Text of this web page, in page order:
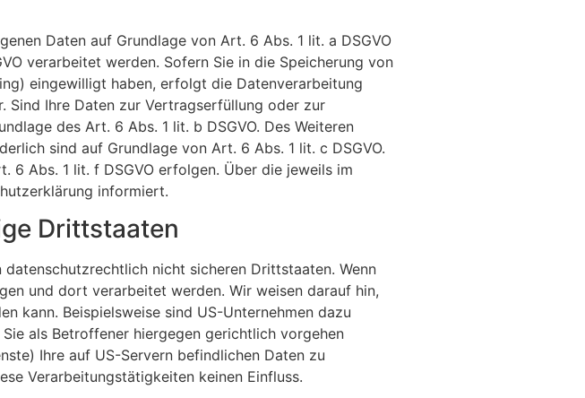
Daten auf Grundlage von Art. 6 Abs. 1 lit. a DSGVO
verarbeitet werden. Sofern Sie in die Speicherung von
eingewilligt haben, erfolgt die Datenverarbeitung
Sind Ihre Daten zur Vertragserfüllung oder zur
des Art. 6 Abs. 1 lit. b DSGVO. Des Weiteren
sind auf Grundlage von Art. 6 Abs. 1 lit. c DSGVO.
6 Abs. 1 lit. f DSGVO erfolgen. Über die jeweils im
informiert.
Drittstaaten
nicht sicheren Drittstaaten. Wenn
und dort verarbeitet werden. Wir weisen darauf hin,
kann. Beispielsweise sind US-Unternehmen dazu
als Betroffener hiergegen gerichtlich vorgehen
Ihre auf US-Servern befindlichen Daten zu
Verarbeitungstätigkeiten keinen Einfluss.